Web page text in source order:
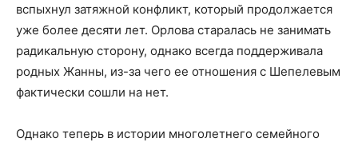
вспыхнул затяжной конфликт, который продолжается
уже более десяти лет. Орлова старалась не занимать
радикальную сторону, однако всегда поддерживала
родных Жанны, из-за чего ее отношения с Шепелевым
фактически сошли на нет.
Однако теперь в истории многолетнего семейного